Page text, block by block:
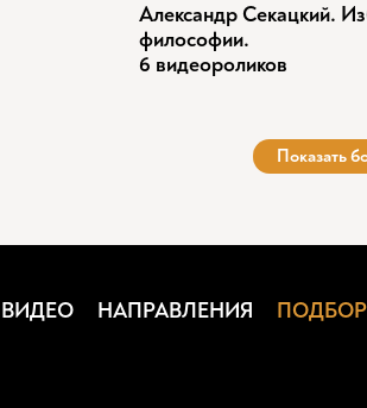
Александр Секацкий.
философии.
6 видеороликов
Показать
ВИДЕО НАПРАВЛЕНИЯ